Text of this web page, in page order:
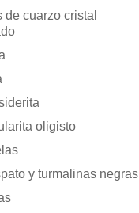
de cuarzo cristal
oligisto
y turmalinas negras